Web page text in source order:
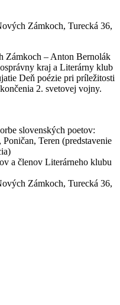
Zámkoch, Turecká 36,
Zámkoch – Anton Bernolák
kraj a Literárny klub
Deň poézie pri príležitosti
2. svetovej vojny.
slovenských poetov:
Teren (predstavenie
a členov Literárneho klubu
Zámkoch, Turecká 36,